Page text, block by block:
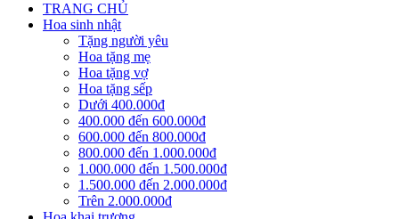
TRANG CHỦ
Hoa sinh nhật
Tặng người yêu
Hoa tặng mẹ
Hoa tặng vợ
Hoa tặng sếp
Dưới 400.000đ
400.000 đến 600.000đ
600.000 đến 800.000đ
800.000 đến 1.000.000đ
1.000.000 đến 1.500.000đ
1.500.000 đến 2.000.000đ
Trên 2.000.000đ